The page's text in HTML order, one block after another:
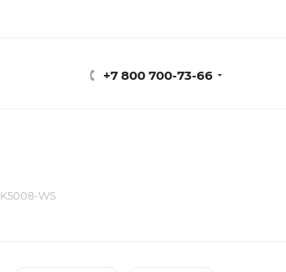
+7 800 700-73-66
K5008-WS